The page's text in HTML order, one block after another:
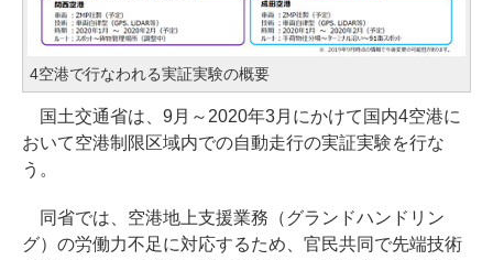
4空港で行なわれる実証実験の概要
国土交通省は、9月～2020年3月にかけて国内4空港に
おいて空港制限区域内での自動走行の実証実験を行な
う。
同省では、空港地上支援業務（グランドハンドリン
グ）の労働力不足に対応するため、官民共同で先端技術